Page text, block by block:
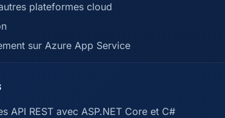
plateformes cloud
sur Azure App Service
API REST avec ASP.NET Core et C#